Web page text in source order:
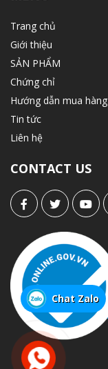
Trang chủ
Giới thiệu
SẢN PHẨM
Chứng chỉ
Hướng dẫn mua hàng
Tin tức
Liên hệ
CONTACT US
Chat Zalo